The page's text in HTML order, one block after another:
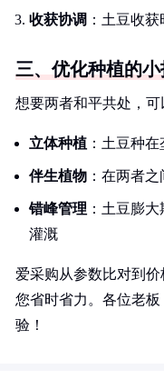
收获协调 ：土豆收
三、优化种植的
想要两者和平共处，可
立体种植 ：土豆种
伴生植物 ：在两者
错峰管理 ：土豆膨
灌溉
爱采购从参数比对到
您省时省力。各位老
验！